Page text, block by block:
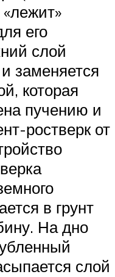
его
слой
заменяется
которая
пучению и
ростверк от
в грунт
На дно
слой